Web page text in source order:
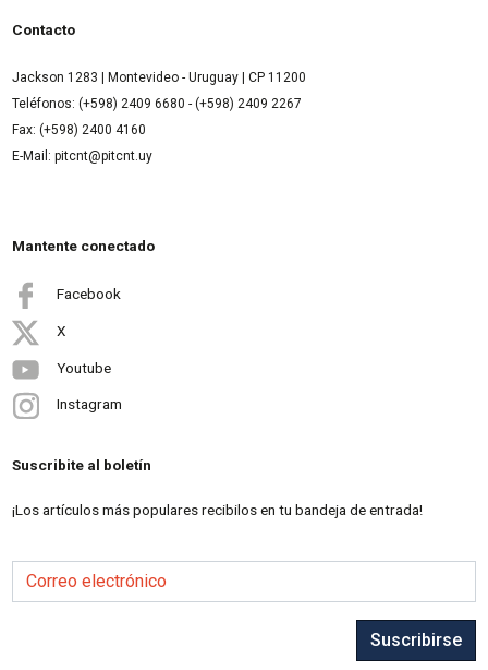
Contacto
Jackson 1283 | Montevideo - Uruguay | CP 11200
Teléfonos: (+598) 2409 6680 - (+598) 2409 2267
Fax: (+598) 2400 4160
E-Mail: pitcnt@pitcnt.uy
Mantente conectado
Facebook
X
Youtube
Instagram
Suscribite al boletín
¡Los artículos más populares recibilos en tu bandeja de entrada!
Correo electrónico
Suscribirse